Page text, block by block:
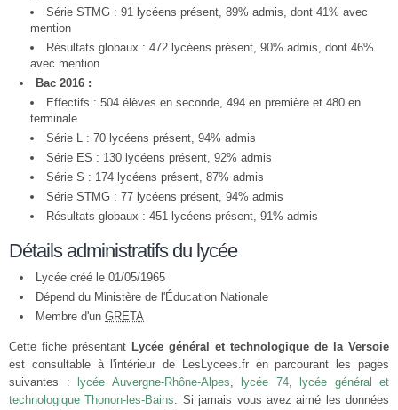
Série STMG : 91 lycéens présent, 89% admis, dont 41% avec
mention
Résultats globaux : 472 lycéens présent, 90% admis, dont 46%
avec mention
Bac 2016 :
Effectifs : 504 élèves en seconde, 494 en première et 480 en
terminale
Série L : 70 lycéens présent, 94% admis
Série ES : 130 lycéens présent, 92% admis
Série S : 174 lycéens présent, 87% admis
Série STMG : 77 lycéens présent, 94% admis
Résultats globaux : 451 lycéens présent, 91% admis
Détails administratifs du lycée
Lycée créé le 01/05/1965
Dépend du Ministère de l'Éducation Nationale
Membre d'un GRETA
Cette fiche présentant Lycée général et technologique de la Versoie
est consultable à l'intérieur de LesLycees.fr en parcourant les pages
suivantes :
lycée Auvergne-Rhône-Alpes, lycée 74,
lycée général et
technologique Thonon-les-Bains. Si jamais vous avez aimé les données